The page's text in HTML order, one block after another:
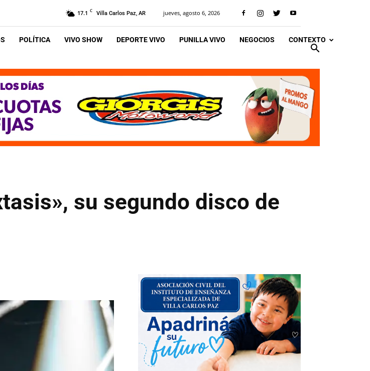
17.1 C Villa Carlos Paz, AR jueves, agosto 6, 2026
POLÍTICA VIVO SHOW DEPORTE VIVO PUNILLA VIVO NEGOCIOS CONTEXTO
su segundo disco de